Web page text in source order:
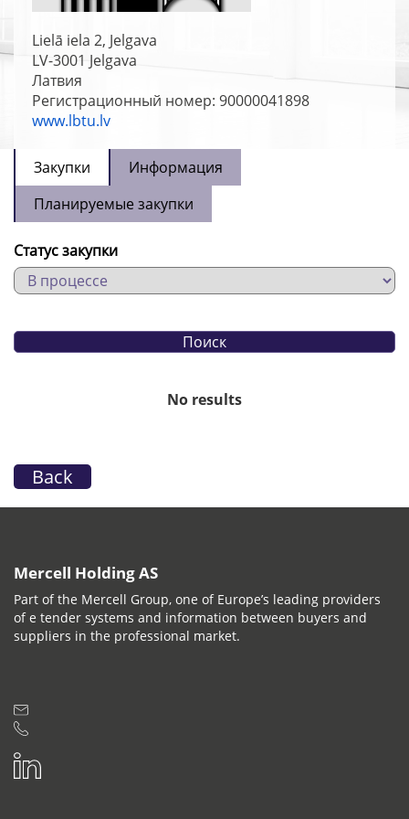
Lielā iela 2, Jelgava
LV-3001 Jelgava
Латвия
Регистрационный номер: 90000041898
www.lbtu.lv
Закупки
Информация
Планируемые закупки
Статус закупки
No results
Back
Mercell Holding AS
Part of the Mercell Group, one of Europe’s leading providers
of e tender systems and information between buyers and
suppliers in the professional market.